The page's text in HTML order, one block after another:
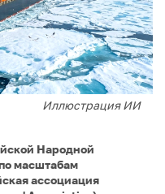
Иллюстрация ИИ
Народной
масштабам
ассоциация